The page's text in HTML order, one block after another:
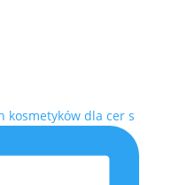
kosmetyków dla cer s